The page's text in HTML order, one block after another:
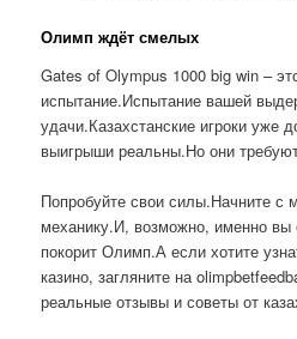
Олимп ждёт смелых
Gates of Olympus 1000 big win –
испытание.Испытание вашей
удачи.Казахстанские игроки уже
выигрыши реальны.Но они
Попробуйте свои силы.Начните с
механику.И, возможно, именно
покорит Олимп.А если хотите
казино, загляните на
реальные отзывы и советы от